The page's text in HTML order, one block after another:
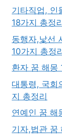
기타직업, 인
18가지 총정
동행자,낯선
10가지 총정
환자 꿈 해몽
대통령, 국회
지 총정리
연예인 꿈 해
기자,법관 꿈